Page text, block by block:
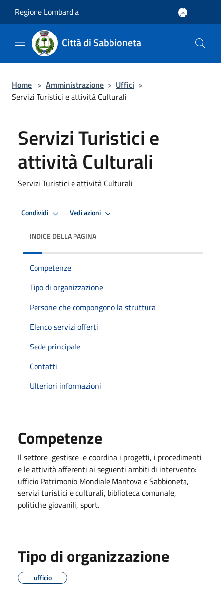
Regione Lombardia
Città di Sabbioneta
Home > Amministrazione > Uffici >
Servizi Turistici e attività Culturali
Servizi Turistici e
attività Culturali
Servizi Turistici e attività Culturali
Condividi Vedi azioni
INDICE DELLA PAGINA
Competenze
Tipo di organizzazione
Persone che compongono la struttura
Elenco servizi offerti
Sede principale
Contatti
Ulteriori informazioni
Competenze
Il settore gestisce e coordina i progetti, i procedimenti
e le attività afferenti ai seguenti ambiti di intervento:
ufficio Patrimonio Mondiale Mantova e Sabbioneta,
servizi turistici e culturali, biblioteca comunale,
politiche giovanili, sport.
Tipo di organizzazione
ufficio